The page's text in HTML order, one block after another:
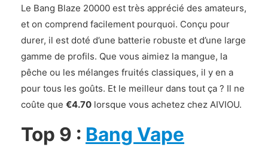
Le Bang Blaze 20000 est très apprécié des amateurs,
et on comprend facilement pourquoi. Conçu pour
durer, il est doté d’une batterie robuste et d’une large
gamme de profils. Que vous aimiez la mangue, la
pêche ou les mélanges fruités classiques, il y en a
pour tous les goûts. Et le meilleur dans tout ça ? Il ne
coûte que €4.70 lorsque vous achetez chez AIVIOU.
Top 9 : Bang Vape